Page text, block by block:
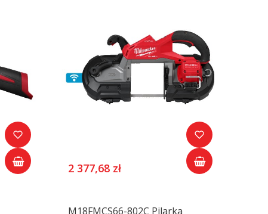
2 377,68 zł
M18FMCS66-802C Pilarka